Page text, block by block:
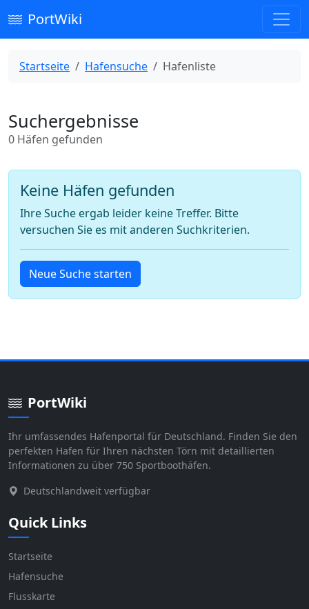
PortWiki
Startseite Hafensuche Hafenliste
Suchergebnisse
0 Häfen gefunden
Keine Häfen gefunden
Ihre Suche ergab leider keine Treffer. Bitte
versuchen Sie es mit anderen Suchkriterien.
Neue Suche starten
PortWiki
Ihr umfassendes Hafenportal für Deutschland. Finden Sie den
perfekten Hafen für Ihren nächsten Törn mit detaillierten
Informationen zu über 750 Sportboothäfen.
Deutschlandweit verfügbar
Quick Links
Startseite
Hafensuche
Flusskarte